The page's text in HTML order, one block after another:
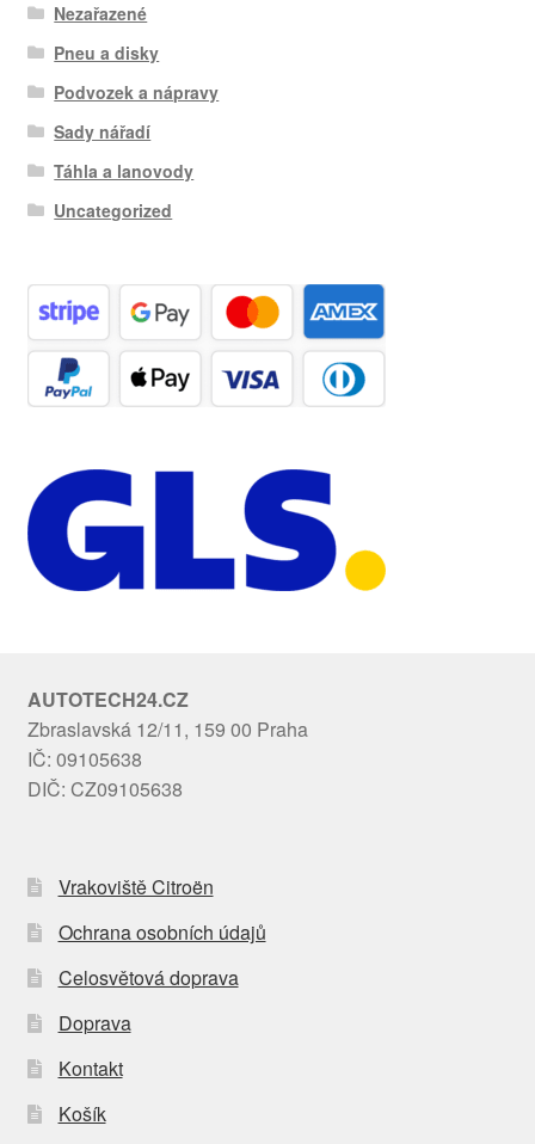
Nezařazené
Pneu a disky
Podvozek a nápravy
Sady nářadí
Táhla a lanovody
Uncategorized
AUTOTECH24.CZ
Zbraslavská 12/11, 159 00 Praha
IČ: 09105638
DIČ: CZ09105638
Vrakoviště Citroën
Ochrana osobních údajů
Celosvětová doprava
Doprava
Kontakt
Košík